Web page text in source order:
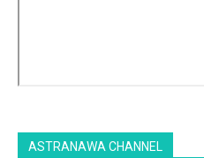
ASTRANAWA CHANNEL